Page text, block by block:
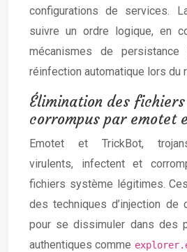
configurations de services.
suivre un ordre logique, en
mécanismes de
réinfection automatique lors du
Élimination des
corrompus par emotet
Emotet et TrickBot,
virulents, infectent et
fichiers système légitimes.
des techniques d’injection de
pour se dissimuler dans des
authentiques comme